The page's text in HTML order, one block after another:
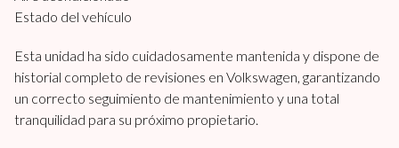
Estado del vehículo
Esta unidad ha sido cuidadosamente mantenida y dispone de
historial completo de revisiones en Volkswagen, garantizando
un correcto seguimiento de mantenimiento y una total
tranquilidad para su próximo propietario.